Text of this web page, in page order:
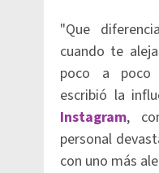
"Que
cuando te
poco a poco
escribió la
Instagram,
personal
con uno más